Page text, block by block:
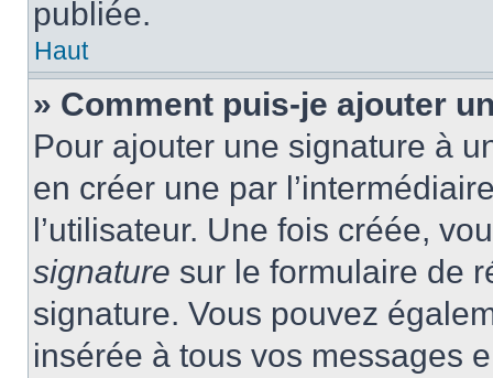
publiée.
Haut
» Comment puis-je ajouter
Pour ajouter une signature à
en créer une par
l’utilisateur. Une fois créée,
signature sur le formulaire de
signature. Vous pouvez
insérée à tous vos messages